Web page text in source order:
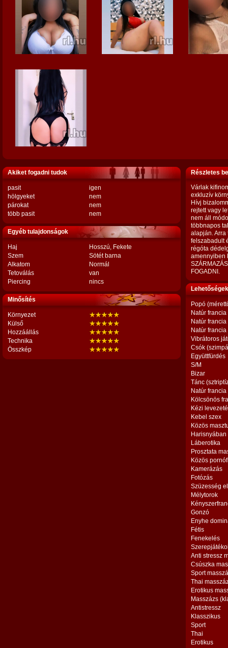
Akiket fogadni tudok
pasit
igen
hölgyeket
nem
párokat
nem
több pasit
nem
Egyéb tulajdonságok
Haj
Hosszú, Fekete
Szem
Sötét barna
Alkatom
Normál
Tetoválás
van
Piercing
nincs
Minősítés
Környezet
Külső
Hozzáállás
Technika
Összkép
Részletes
Várlak
exkluzív
Hívj
rejtett vagy
nem áll
többnapos
alapján. Arra
felszabadult
régóta
amennyiben
FOGADNI.
Popó
Natúr francia
Natúr
Natúr
Vibrátoros
Csók
Együttfürdés
S/M
Bizar
Tánc
Natúr
Kölcsönös
Kézi
Kebel szex
Közös
Harisnyában
Láberotika
Prosztata
Közös
Kamerázás
Fotózás
Szüzesség
Mélytorok
Gonzó
Enyhe
Fétis
Fenekelés
Anti stressz
Csúszka
Sport
Thai
Erotikus
Masszázs
Antistressz
Klasszikus
Sport
Thai
Erotikus